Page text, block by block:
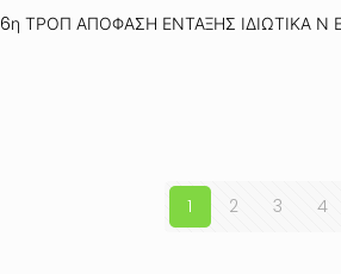
6η ΤΡΟΠ ΑΠΟΦΑΣΗ ΕΝΤΑΞΗΣ ΙΔΙΩΤΙΚΑ Ν
1 2 3 4